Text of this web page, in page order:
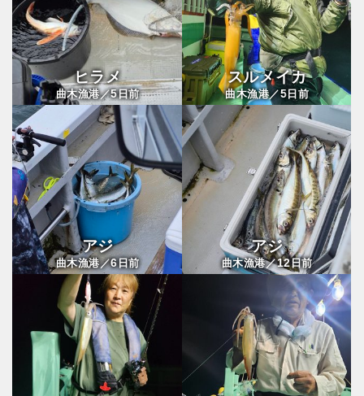
ヒラメ
曲木漁港／5日前
スルメイカ
曲木漁港／5日前
アジ
曲木漁港／6日前
アジ
曲木漁港／12日前